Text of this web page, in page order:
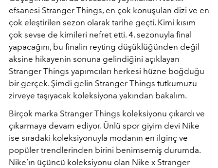
efsanesi Stranger Things, en çok konuşulan dizi ve en
çok eleştirilen sezon olarak tarihe geçti. Kimi kısım
çok sevse de kimileri nefret etti. 4. sezonuyla final
yapacağını, bu finalin reyting düşüklüğünden değil
aksine hikayenin sonuna gelindiğini açıklayan
Stranger Things yapımcıları herkesi hüzne boğduğu
bir gerçek. Şimdi gelin Stranger Things tutkumuzu
zirveye taşıyacak koleksiyona yakından bakalım.
Birçok marka Stranger Things koleksiyonu çıkardı ve
çıkarmaya devam ediyor. Ünlü spor giyim devi Nike
ise sıradaki koleksiyonuyla modanın en ilginç ve
popüler trendlerinden birini benimsemiş durumda.
Nike’ın üçüncü koleksiyonu olan Nike x Stranger